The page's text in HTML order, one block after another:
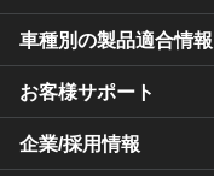
車種別の製品適合情報
お客様サポート
企業/採用情報